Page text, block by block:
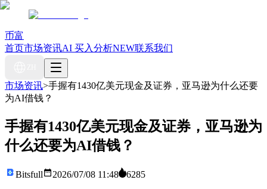
币富
首页市场资讯AI 买入分析NEW联系我们
市场资讯>手握有1430亿美元现金及证券，亚马逊为什么还要
为AI借钱？
手握有1430亿美元现金及证券，亚马逊为
什么还要为AI借钱？
Bitsfull 2026/07/08 11:48 6285